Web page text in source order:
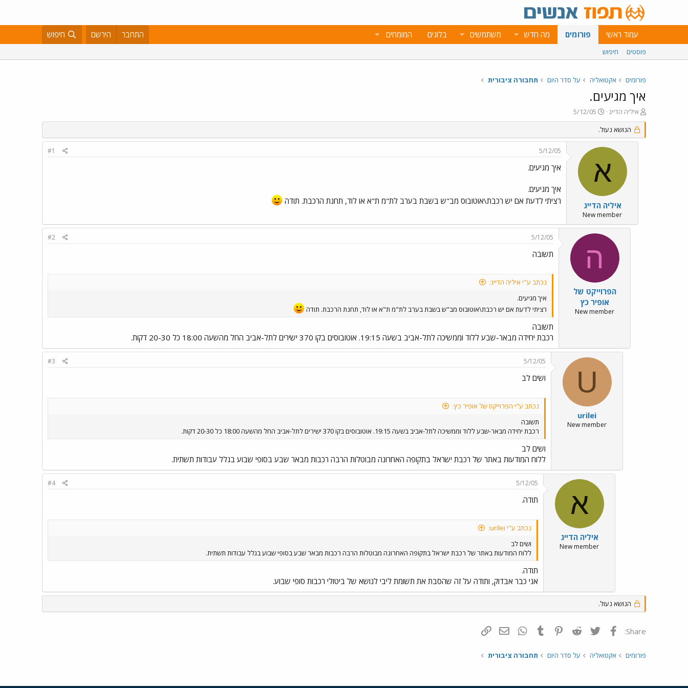
עמוד ראשי פורומים מה חדש משתמשים בלוגים המומחים התחבר הירשם חיפוש
פוסטים חיפוש
פורומים אקטואליה על סדר היום תחבורה ציבורית
איך מגיעים.
פ
ו
ת
ח
איליה הדייג
פ
ו
ס
ם
ת
א
ר
י
ך
5/12/05
הנושא נעול.
א
איליה הדייג
New member
5/12/05
#1
איך מגיעים.
איך מגיעים.
רציתי לדעת אם יש רכבת\אוטובוס מב"ש בשבת בערב לת"מ ת"א או לוד, תחנת הרכבת. תודה
ה
הפרוייקט של
אופיר כץ
New member
5/12/05
#2
תשובה
נכתב ע"י איליה הדייג:
איך מגיעים.
רציתי לדעת אם יש רכבת\אוטובוס מב"ש בשבת בערב לת"מ ת"א או לוד, תחנת הרכבת. תודה
תשובה
רכבת יחידה מבאר-שבע ללוד וממשיכה לתל-אביב בשעה 19:15. אוטובוסים בקו 370 ישירים לתל-אביב החל מהשעה 18:00 כל 20-30 דקות.
U
urilei
New member
5/12/05
#3
ושים לב
נכתב ע"י הפרוייקט של אופיר כץ:
תשובה
רכבת יחידה מבאר-שבע ללוד וממשיכה לתל-אביב בשעה 19:15. אוטובוסים בקו 370 ישירים לתל-אביב החל מהשעה 18:00 כל 20-30 דקות.
ושים לב
ללוח המודעות באתר של רכבת ישראל בתקופה האחרונה מבוטלות הרבה רכבות מבאר שבע בסופי שבוע בגלל עבודות תשתית.
א
איליה הדייג
New member
5/12/05
#4
תודה.
נכתב ע"י urilei:
ושים לב
ללוח המודעות באתר של רכבת ישראל בתקופה האחרונה מבוטלות הרבה רכבות מבאר שבע בסופי שבוע בגלל עבודות תשתית.
תודה.
אני כבר אבדוק, ותודה על זה שהסבת את תשומת ליבי לנושא של ביטולי רכבות סופי שבוע.
הנושא נעול.
Share: פייסבוק Twitter
Reddit
Pinterest
Tumblr
WhatsAppדואר אלקטרוני
פורומים אקטואליה על סדר היום תחבורה ציבורית